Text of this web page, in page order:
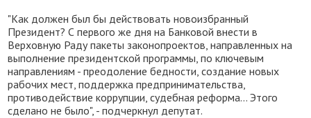
"Как должен был бы действовать новоизбранный
Президент? С первого же дня на Банковой внести в
Верховную Раду пакеты законопроектов, направленных на
выполнение президентской программы, по ключевым
направлениям - преодоление бедности, создание новых
рабочих мест, поддержка предпринимательства,
противодействие коррупции, судебная реформа... Этого
сделано не было", - подчеркнул депутат.